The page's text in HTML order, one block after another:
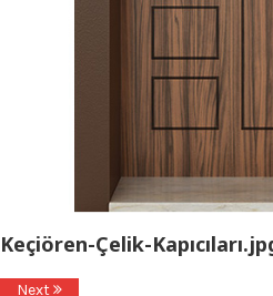
Keçiören-Çelik-
Next